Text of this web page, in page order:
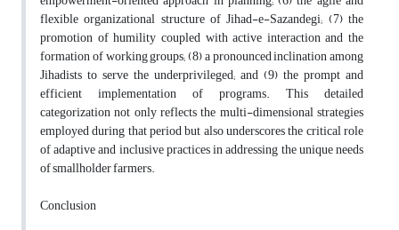
flexible organizational structure of Jihad-e-Sazandegi; (7) the
promotion of humility coupled with active interaction and the
formation of working groups; (8) a pronounced inclination among
Jihadists to serve the underprivileged; and (9) the prompt and
efficient implementation of programs. This detailed
categorization not only reflects the multi-dimensional strategies
employed during that period but also underscores the critical role
of adaptive and inclusive practices in addressing the unique needs
of smallholder farmers.
Conclusion